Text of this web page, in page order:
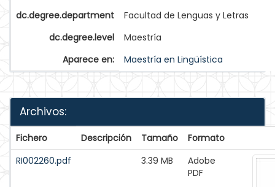
dc.degree.department
Facultad de Lenguas y Letras
dc.degree.level
Maestría
Aparece en:
Maestría en Lingüística
Archivos:
Fichero Descripción Tamaño
Formato
RI002260.pdf
3.39 MB
Adobe
PDF